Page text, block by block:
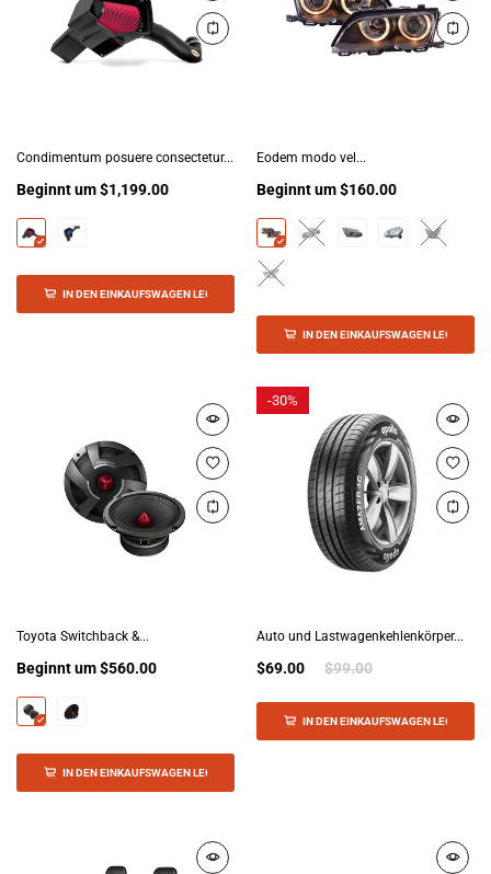
Condimentum posuere consectetur...
Beginnt um$1,199.00
IN DEN EINKAUFSWAGEN LEGEN
Eodem modo vel...
Beginnt um$160.00
IN DEN EINKAUFSWAGEN LEGEN
Toyota Switchback &...
Beginnt um$560.00
IN DEN EINKAUFSWAGEN LEGEN
-30%
Auto und Lastwagenkehlenkörper...
$69.00 $99.00
IN DEN EINKAUFSWAGEN LEGEN